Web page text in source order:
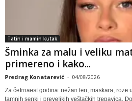
Tatin i mamin kutak
Šminka za malu i veliku
primereno i kako...
Predrag Konatarević - 04/08/2026
Za četrnaest godina: nežan ten, maskara, roze
tamnih senki i prevelikih veštačkih trepavica.